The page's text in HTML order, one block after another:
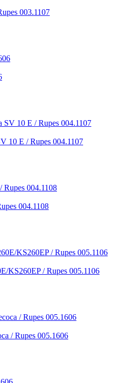
003.1107
10 E / Rupes 004.1107
004.1108
KS260EP / Rupes 005.1106
/ Rupes 005.1606